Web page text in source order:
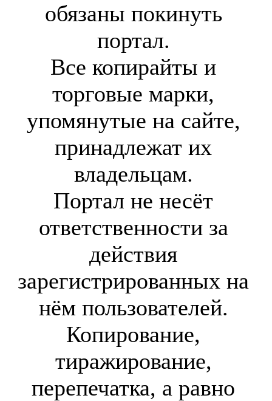
обязаны покинуть
портал.
Все копирайты и
торговые марки,
упомянутые на сайте,
принадлежат их
владельцам.
Портал не несёт
ответственности за
действия
зарегистрированных на
нём пользователей.
Копирование,
тиражирование,
перепечатка, а равно